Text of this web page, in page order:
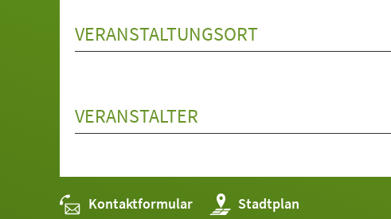
VERANSTALTUNGSORT
VERANSTALTER
Kontaktformular Stadtplan
(Öffnet